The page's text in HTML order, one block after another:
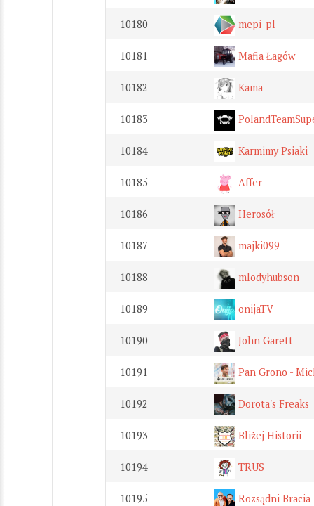
10180 mepi-pl
10181 Mafia Łagów
10182 Kama
10183
10184 Karmimy Psiaki
10185 Affer
10186 Herosół
10187 majki099
10188 mlodyhubson
10189 onijaTV
10190 John Garett
10191 Pan Grono -
10192 Dorota's Freaks
10193 Bliżej Historii
10194 TRUS
10195 Rozsądni Bracia